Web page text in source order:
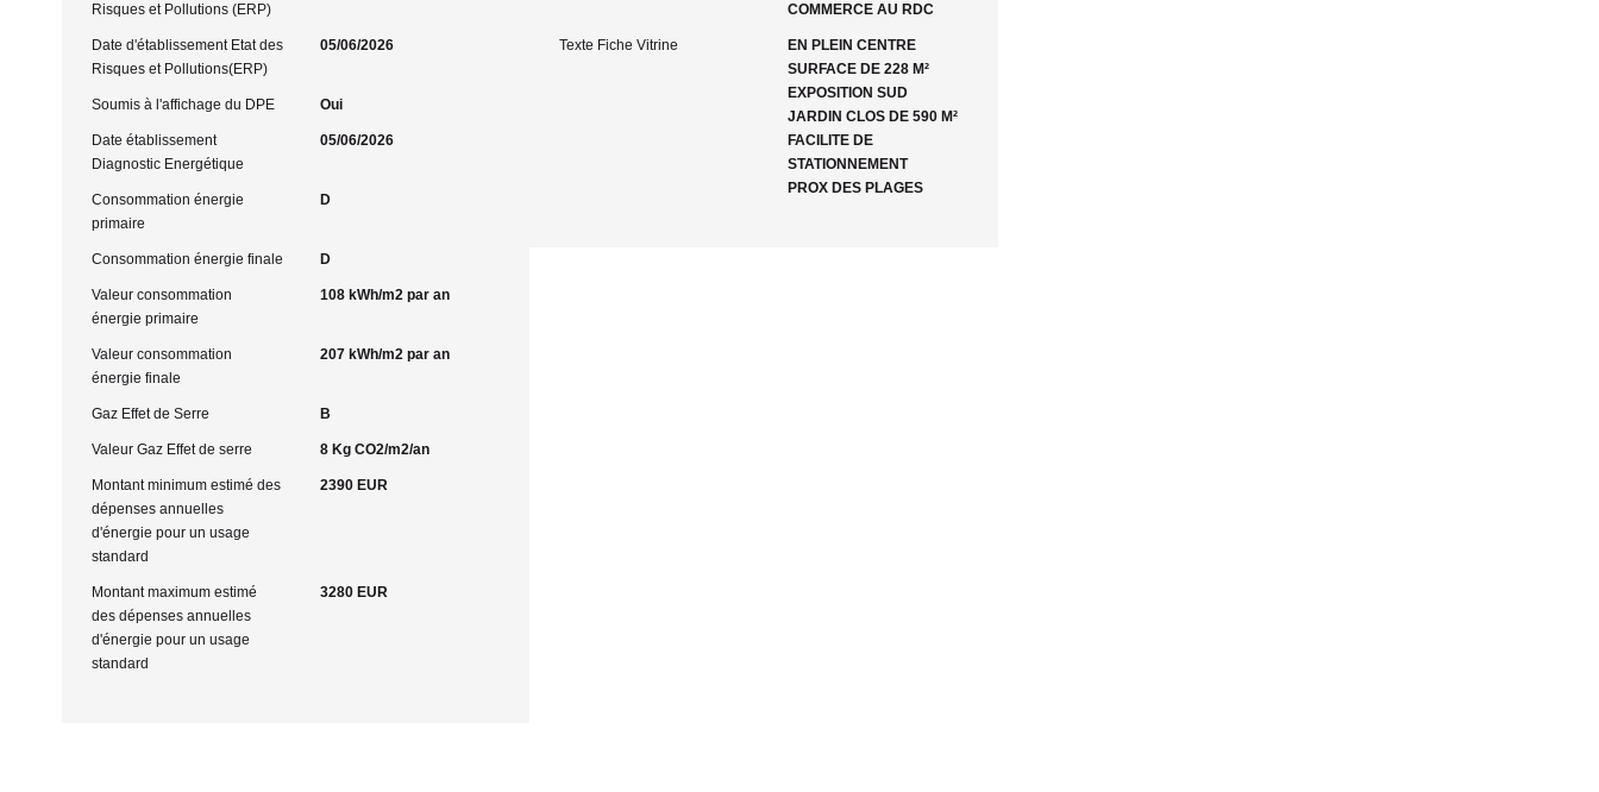
Risques et Pollutions (ERP)
Date d'établissement Etat des
Risques et Pollutions(ERP)
05/06/2026
Soumis à l'affichage du DPE Oui
Date établissement
Diagnostic Energétique
05/06/2026
Consommation énergie
primaire
D
Consommation énergie finale D
Valeur consommation
énergie primaire
108 kWh/m2 par an
Valeur consommation
énergie finale
207 kWh/m2 par an
Gaz Effet de Serre B
Valeur Gaz Effet de serre 8 Kg CO2/m2/an
Montant minimum estimé des
dépenses annuelles
d'énergie pour un usage
standard
2390 EUR
Montant maximum estimé
des dépenses annuelles
d'énergie pour un usage
standard
3280 EUR
COMMERCE AU RDC
Texte Fiche Vitrine
EN PLEIN CENTRE
SURFACE DE 228 M²
EXPOSITION SUD
JARDIN CLOS DE 590 M²
FACILITE DE
STATIONNEMENT
PROX DES PLAGES